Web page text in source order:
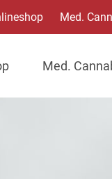
Med.
Med.